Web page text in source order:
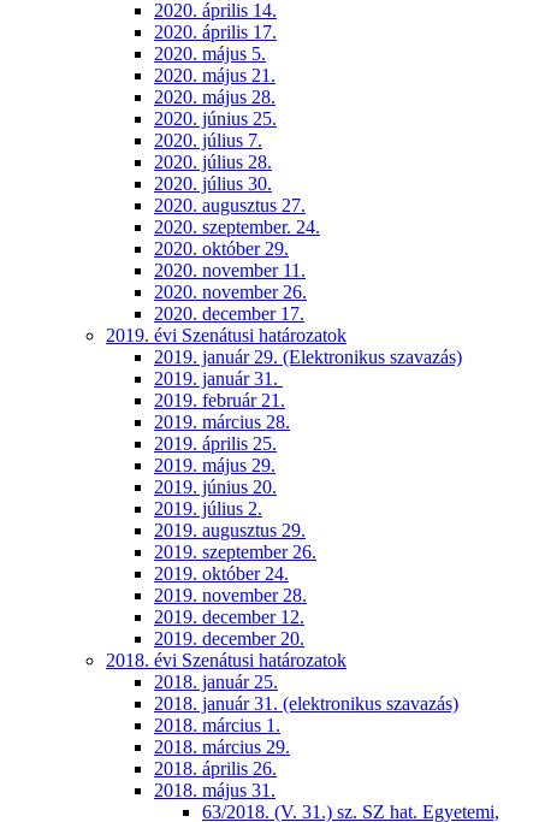
2020. április 14.
2020. április 17.
2020. május 5.
2020. május 21.
2020. május 28.
2020. június 25.
2020. július 7.
2020. július 28.
2020. július 30.
2020. augusztus 27.
2020. szeptember. 24.
2020. október 29.
2020. november 11.
2020. november 26.
2020. december 17.
2019. évi Szenátusi határozatok
2019. január 29. (Elektronikus szavazás)
2019. január 31.
2019. február 21.
2019. március 28.
2019. április 25.
2019. május 29.
2019. június 20.
2019. július 2.
2019. augusztus 29.
2019. szeptember 26.
2019. október 24.
2019. november 28.
2019. december 12.
2019. december 20.
2018. évi Szenátusi határozatok
2018. január 25.
2018. január 31. (elektronikus szavazás)
2018. március 1.
2018. március 29.
2018. április 26.
2018. május 31.
63/2018. (V. 31.) sz. SZ hat. Egyetemi,